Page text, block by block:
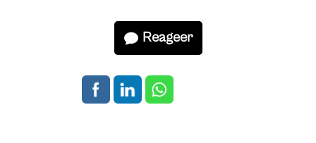
Reageer